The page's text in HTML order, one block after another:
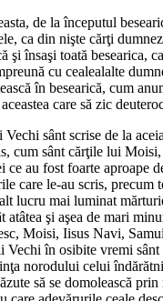
de la începutul
ca din nişte cărţi
şi însaşi toată besearica,
cu cealealalte
în besearică, cum
care să zic
sânt scrise de la
cum sânt cărţile lui
ce au fost foarte aproape
care le-au scris, precum
lucru mai luminat
atâtea şi aşea de mari
Moisi, Iisus Navi,
Vechi în osibite vremi sânt
norodului celui
să se domolească